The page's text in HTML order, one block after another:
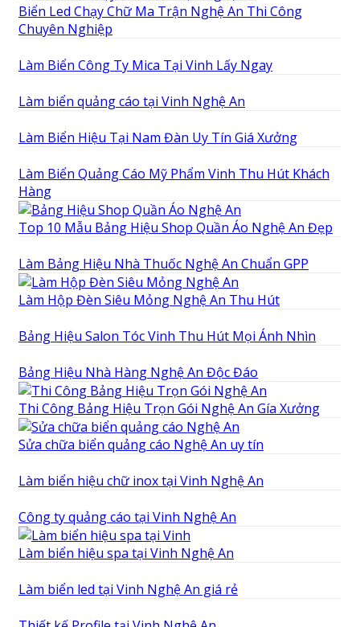
Biển Led Chạy Chữ Ma Trận Nghệ An Thi Công
Chuyên Nghiệp
Làm Biển Công Ty Mica Tại Vinh Lấy Ngay
Làm biển quảng cáo tại Vinh Nghệ An
Làm Biển Hiệu Tại Nam Đàn Uy Tín Giá Xưởng
Làm Biển Quảng Cáo Mỹ Phẩm Vinh Thu Hút Khách
Hàng
Top 10 Mẫu Bảng Hiệu Shop Quần Áo Nghệ An Đẹp
Làm Bảng Hiệu Nhà Thuốc Nghệ An Chuẩn GPP
Làm Hộp Đèn Siêu Mỏng Nghệ An Thu Hút
Bảng Hiệu Salon Tóc Vinh Thu Hút Mọi Ánh Nhìn
Bảng Hiệu Nhà Hàng Nghệ An Độc Đáo
Thi Công Bảng Hiệu Trọn Gói Nghệ An Gía Xưởng
Sửa chữa biển quảng cáo Nghệ An uy tín
Làm biển hiệu chữ inox tại Vinh Nghệ An
Công ty quảng cáo tại Vinh Nghệ An
Làm biển hiệu spa tại Vinh Nghệ An
Làm biển led tại Vinh Nghệ An giá rẻ